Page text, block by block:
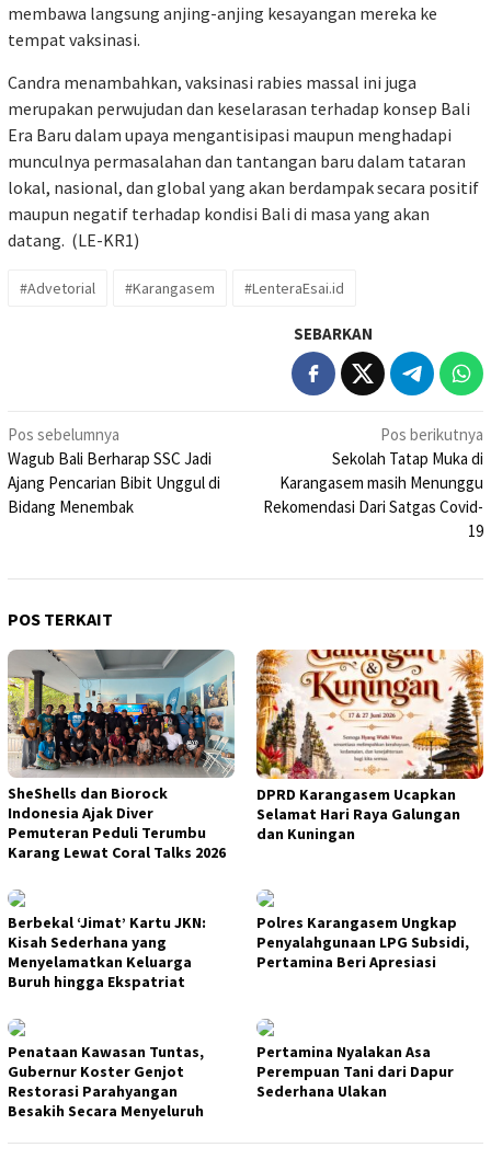
membawa langsung anjing-anjing kesayangan mereka ke
tempat vaksinasi.
Candra menambahkan, vaksinasi rabies massal ini juga
merupakan perwujudan dan keselarasan terhadap konsep Bali
Era Baru dalam upaya mengantisipasi maupun menghadapi
munculnya permasalahan dan tantangan baru dalam tataran
lokal, nasional, dan global yang akan berdampak secara positif
maupun negatif terhadap kondisi Bali di masa yang akan
datang. (LE-KR1)
#Advetorial #Karangasem #LenteraEsai.id
SEBARKAN
Navigasi
pos
Pos sebelumnya
Wagub Bali Berharap SSC Jadi
Ajang Pencarian Bibit Unggul di
Bidang Menembak
Pos berikutnya
Sekolah Tatap Muka di
Karangasem masih Menunggu
Rekomendasi Dari Satgas Covid-
19
POS TERKAIT
SheShells dan Biorock
Indonesia Ajak Diver
Pemuteran Peduli Terumbu
Karang Lewat Coral Talks 2026
DPRD Karangasem Ucapkan
Selamat Hari Raya Galungan
dan Kuningan
Berbekal ‘Jimat’ Kartu JKN:
Kisah Sederhana yang
Menyelamatkan Keluarga
Buruh hingga Ekspatriat
Polres Karangasem Ungkap
Penyalahgunaan LPG Subsidi,
Pertamina Beri Apresiasi
Penataan Kawasan Tuntas,
Gubernur Koster Genjot
Restorasi Parahyangan
Besakih Secara Menyeluruh
Pertamina Nyalakan Asa
Perempuan Tani dari Dapur
Sederhana Ulakan